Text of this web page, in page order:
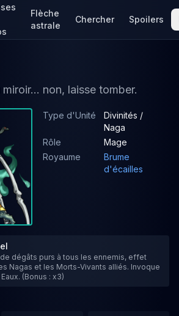
Flèche
astrale
Chercher Spoilers
non, laisse tomber.
Type d'Unité
Divinités /
Naga
Rôle
Mage
Royaume
Brume
d'écailles
dégâts purs à tous les ennemis, effet
Nagas et les Morts-Vivants alliés. Invoque
(Bonus : x3)